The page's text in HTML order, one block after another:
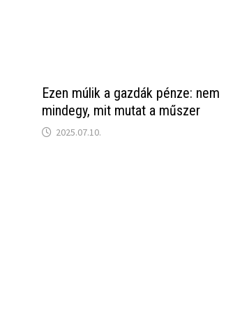
Ezen múlik a gazdák pénze: nem
mindegy, mit mutat a műszer
2025.07.10.